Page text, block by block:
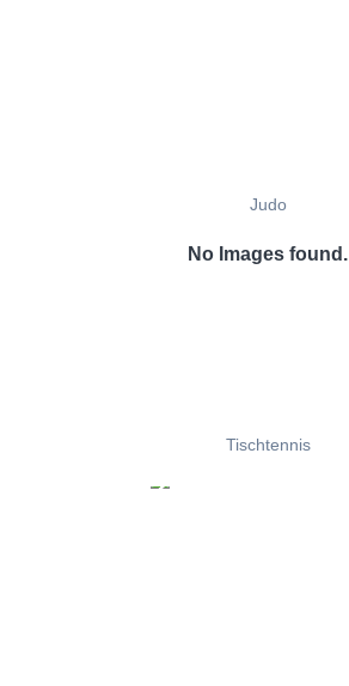
Judo
No Images found.
Tischtennis